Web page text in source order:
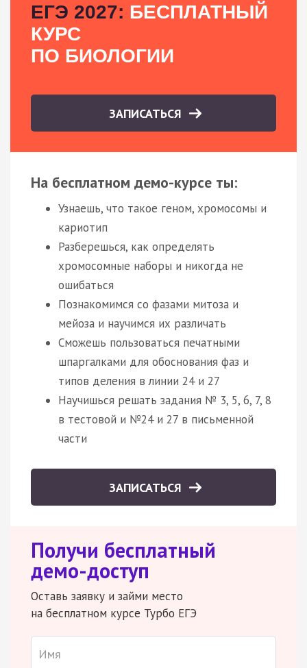
ЕГЭ 2027: БЕСПЛАТНЫЙ
КУРС
ПО БИОЛОГИИ
ЗАПИСАТЬСЯ
На бесплатном демо-курсе ты:
Узнаешь, что такое геном, хромосомы и
кариотип
Разберешься, как определять
хромосомные наборы и никогда не
ошибаться
Познакомимся со фазами митоза и
мейоза и научимся их различать
Сможешь пользоваться печатными
шпаргалками для обоснования фаз и
типов деления в линии 24 и 27
Научишься решать задания № 3, 5, 6, 7, 8
в тестовой и №24 и 27 в письменной
части
ЗАПИСАТЬСЯ
Получи бесплатный
демо-доступ
Оставь заявку и займи место
на бесплатном курсе Турбо ЕГЭ